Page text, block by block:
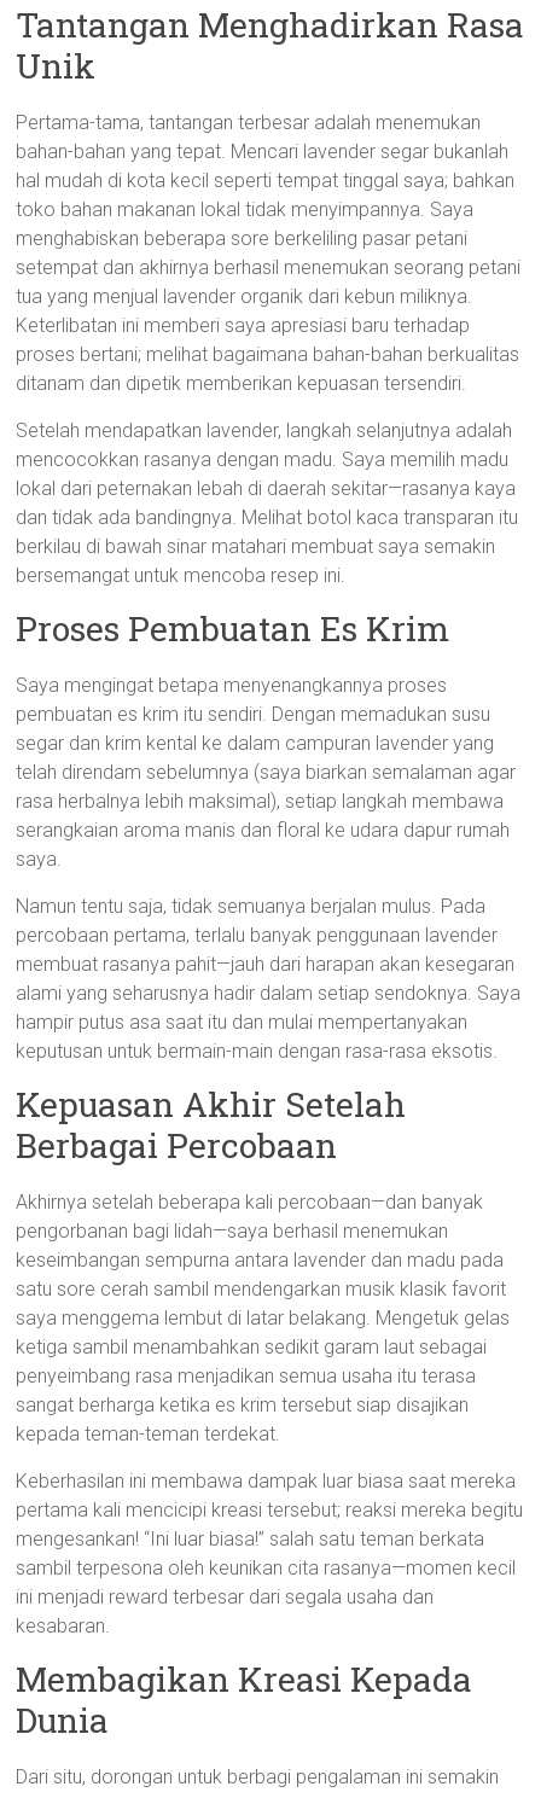
Tantangan Menghadirkan Rasa
Unik
Pertama-tama, tantangan terbesar adalah menemukan
bahan-bahan yang tepat. Mencari lavender segar bukanlah
hal mudah di kota kecil seperti tempat tinggal saya; bahkan
toko bahan makanan lokal tidak menyimpannya. Saya
menghabiskan beberapa sore berkeliling pasar petani
setempat dan akhirnya berhasil menemukan seorang petani
tua yang menjual lavender organik dari kebun miliknya.
Keterlibatan ini memberi saya apresiasi baru terhadap
proses bertani; melihat bagaimana bahan-bahan berkualitas
ditanam dan dipetik memberikan kepuasan tersendiri.
Setelah mendapatkan lavender, langkah selanjutnya adalah
mencocokkan rasanya dengan madu. Saya memilih madu
lokal dari peternakan lebah di daerah sekitar—rasanya kaya
dan tidak ada bandingnya. Melihat botol kaca transparan itu
berkilau di bawah sinar matahari membuat saya semakin
bersemangat untuk mencoba resep ini.
Proses Pembuatan Es Krim
Saya mengingat betapa menyenangkannya proses
pembuatan es krim itu sendiri. Dengan memadukan susu
segar dan krim kental ke dalam campuran lavender yang
telah direndam sebelumnya (saya biarkan semalaman agar
rasa herbalnya lebih maksimal), setiap langkah membawa
serangkaian aroma manis dan floral ke udara dapur rumah
saya.
Namun tentu saja, tidak semuanya berjalan mulus. Pada
percobaan pertama, terlalu banyak penggunaan lavender
membuat rasanya pahit—jauh dari harapan akan kesegaran
alami yang seharusnya hadir dalam setiap sendoknya. Saya
hampir putus asa saat itu dan mulai mempertanyakan
keputusan untuk bermain-main dengan rasa-rasa eksotis.
Kepuasan Akhir Setelah
Berbagai Percobaan
Akhirnya setelah beberapa kali percobaan—dan banyak
pengorbanan bagi lidah—saya berhasil menemukan
keseimbangan sempurna antara lavender dan madu pada
satu sore cerah sambil mendengarkan musik klasik favorit
saya menggema lembut di latar belakang. Mengetuk gelas
ketiga sambil menambahkan sedikit garam laut sebagai
penyeimbang rasa menjadikan semua usaha itu terasa
sangat berharga ketika es krim tersebut siap disajikan
kepada teman-teman terdekat.
Keberhasilan ini membawa dampak luar biasa saat mereka
pertama kali mencicipi kreasi tersebut; reaksi mereka begitu
mengesankan! “Ini luar biasa!” salah satu teman berkata
sambil terpesona oleh keunikan cita rasanya—momen kecil
ini menjadi reward terbesar dari segala usaha dan
kesabaran.
Membagikan Kreasi Kepada
Dunia
Dari situ, dorongan untuk berbagi pengalaman ini semakin